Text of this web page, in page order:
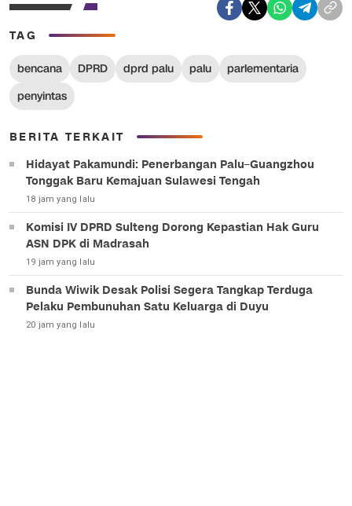
TAG
bencana DPRD dprd palu palu
parlementaria
penyintas
BERITA TERKAIT
Hidayat Pakamundi: Penerbangan Palu–Guangzhou
Tonggak Baru Kemajuan Sulawesi Tengah
18 jam yang lalu
Komisi IV DPRD Sulteng Dorong Kepastian Hak Guru
ASN DPK di Madrasah
19 jam yang lalu
Bunda Wiwik Desak Polisi Segera Tangkap Terduga
Pelaku Pembunuhan Satu Keluarga di Duyu
20 jam yang lalu